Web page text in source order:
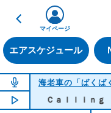
戻る
エアスケジュール
マイページ
NOW ON AIR
海老車の「ばくば
NOW PLAYING
Ｃａｌｌｉｎｇ